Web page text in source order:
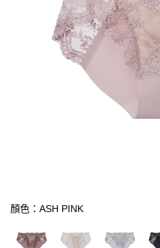
顏色：ASH PINK